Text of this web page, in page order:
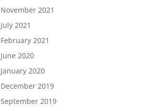
November 2021
July 2021
February 2021
June 2020
January 2020
December 2019
September 2019